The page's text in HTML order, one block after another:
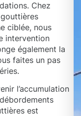
Chez
ciblée, nous
intervention
également la
faites un pas
l’accumulation
est